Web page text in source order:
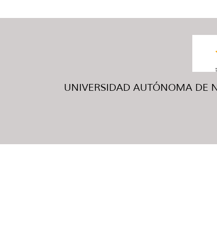
UNIVERSIDAD AUTÓNOMA DE